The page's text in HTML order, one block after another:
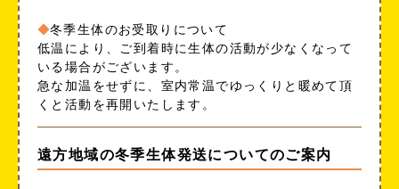
冬季生体のお受取りについて
低温により、ご到着時に生体の活動が少なくなって
いる場合がございます。
急な加温をせずに、室内常温でゆっくりと暖めて頂
くと活動を再開いたします。
遠方地域の冬季生体発送についてのご案内